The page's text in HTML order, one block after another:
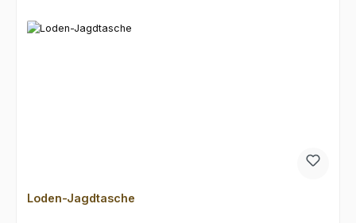
Loden-Jagdtasche